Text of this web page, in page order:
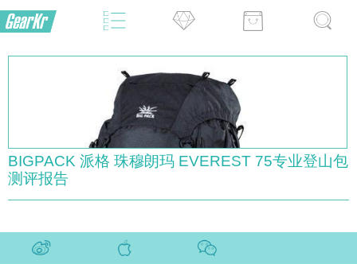
BIGPACK 派格 珠穆朗玛 EVEREST 75专业登山包
测评报告